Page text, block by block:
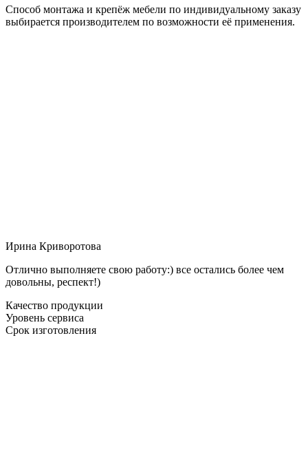
Способ монтажа и крепёж мебели по индивидуальному заказу
выбирается производителем по возможности её применения.
Ирина Криворотова
Отлично выполняете свою работу:) все остались более чем
довольны, респект!)
Качество продукции
Уровень сервиса
Срок изготовления